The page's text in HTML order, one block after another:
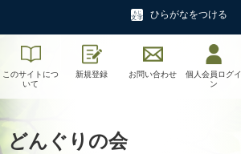
ひらがなをつける
このサイトにつ
いて
新規登録 お問い合わせ
個人会員ログイ
ン
どんぐりの会